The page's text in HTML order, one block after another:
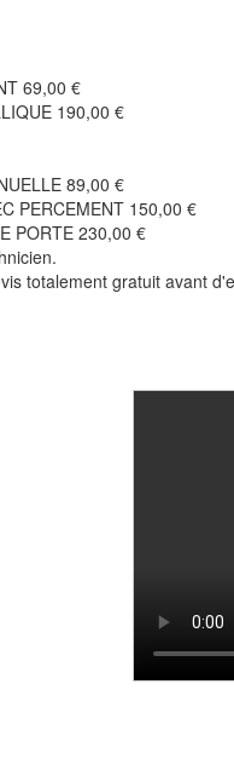
69,00 €
190,00 €
89,00 €
PERCEMENT 150,00 €
PORTE 230,00 €
totalement gratuit avant